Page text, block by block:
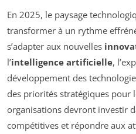
En 2025, le paysage
transformer à un rythme
s’adapter aux nouvelles
l’intelligence artificielle,
développement des
des priorités stratégiques pour
organisations devront investir
compétitives et répondre aux